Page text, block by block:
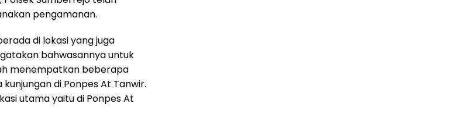
pengamanan.
di lokasi yang juga
bahwasannya untuk
menempatkan beberapa
di Ponpes At Tanwir.
utama yaitu di Ponpes At